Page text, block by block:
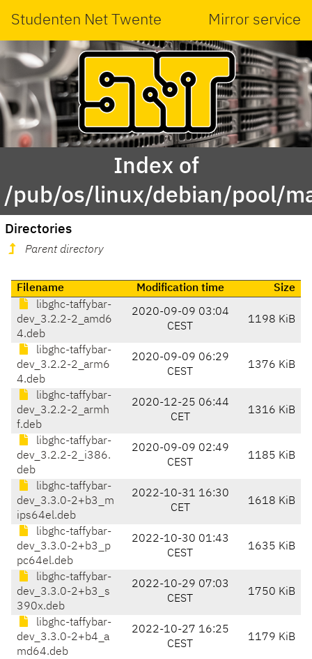
Studenten Net Twente Mirror service
Index of
/pub/os/linux/debian/pool/
Directories
Parent directory
Filename Modification time
Size
libghc-taffybar-
dev_3.2.2-2_amd6
4.deb
2020-09-09 03:04
CEST
1198 KiB
libghc-taffybar-
dev_3.2.2-2_arm6
4.deb
2020-09-09 06:29
CEST
1376 KiB
libghc-taffybar-
dev_3.2.2-2_armh
f.deb
2020-12-25 06:44
CET
1316 KiB
libghc-taffybar-
dev_3.2.2-2_i386.
deb
2020-09-09 02:49
CEST
1185 KiB
libghc-taffybar-
dev_3.3.0-2+b3_m
ips64el.deb
2022-10-31 16:30
CET
1618 KiB
libghc-taffybar-
dev_3.3.0-2+b3_p
pc64el.deb
2022-10-30 01:43
CEST
1635 KiB
libghc-taffybar-
dev_3.3.0-2+b3_s
390x.deb
2022-10-29 07:03
CEST
1750 KiB
libghc-taffybar-
dev_3.3.0-2+b4_a
md64.deb
2022-10-27 16:25
CEST
1179 KiB